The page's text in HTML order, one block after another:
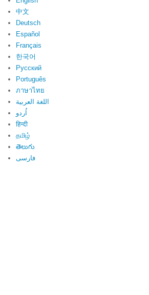
中文
Deutsch
Español
Français
한국어
Русский
Português
ภาษาไทย
اللغة العربية
اُردو
हिन्दी
தமிழ்
తెలుగు
فارسی